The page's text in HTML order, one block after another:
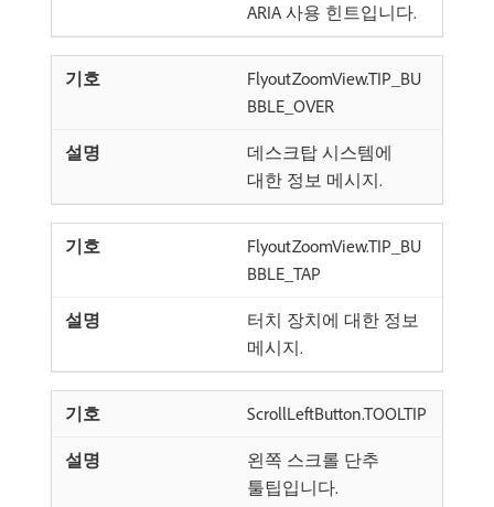
ARIA 사용 힌트입니다.
FlyoutZoomView.TIP_BU
BBLE_OVER
데스크탑 시스템에
대한 정보 메시지.
FlyoutZoomView.TIP_BU
BBLE_TAP
터치 장치에 대한 정보
메시지.
ScrollLeftButton.TOOLTIP
왼쪽 스크롤 단추
툴팁입니다.